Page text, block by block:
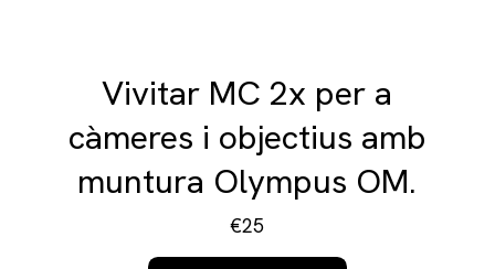
Vivitar MC 2x per a
càmeres i objectius amb
muntura Olympus OM.
€25